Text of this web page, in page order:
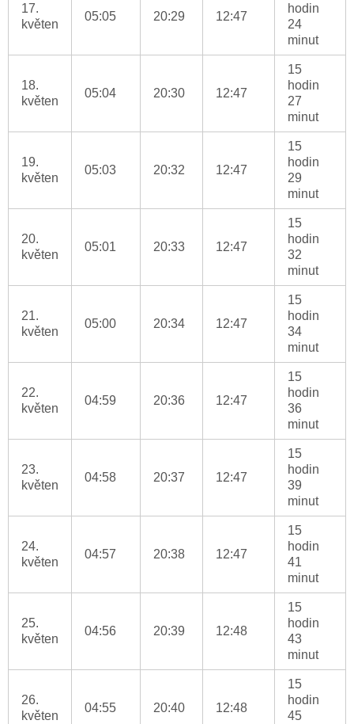
17.
květen
05:05 20:29 12:47
hodin
24
minut
18.
květen
05:04 20:30 12:47
15
hodin
27
minut
19.
květen
05:03 20:32 12:47
15
hodin
29
minut
20.
květen
05:01 20:33 12:47
15
hodin
32
minut
21.
květen
05:00 20:34 12:47
15
hodin
34
minut
22.
květen
04:59 20:36 12:47
15
hodin
36
minut
23.
květen
04:58 20:37 12:47
15
hodin
39
minut
24.
květen
04:57 20:38 12:47
15
hodin
41
minut
25.
květen
04:56 20:39 12:48
15
hodin
43
minut
26.
květen
04:55 20:40 12:48
15
hodin
45